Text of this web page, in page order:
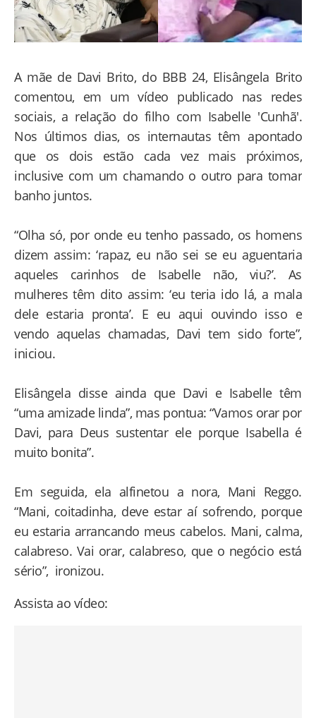
A mãe de Davi Brito, do BBB 24, Elisângela Brito
comentou, em um vídeo publicado nas redes
sociais, a relação do filho com Isabelle 'Cunhã'.
Nos últimos dias, os internautas têm apontado
que os dois estão cada vez mais próximos,
inclusive com um chamando o outro para tomar
banho juntos.
“Olha só, por onde eu tenho passado, os homens
dizem assim: ‘rapaz, eu não sei se eu aguentaria
aqueles carinhos de Isabelle não, viu?’. As
mulheres têm dito assim: ‘eu teria ido lá, a mala
dele estaria pronta’. E eu aqui ouvindo isso e
vendo aquelas chamadas, Davi tem sido forte”,
iniciou.
Elisângela disse ainda que Davi e Isabelle têm
“uma amizade linda”, mas pontua: “Vamos orar por
Davi, para Deus sustentar ele porque Isabella é
muito bonita”.
Em seguida, ela alfinetou a nora, Mani Reggo.
“Mani, coitadinha, deve estar aí sofrendo, porque
eu estaria arrancando meus cabelos. Mani, calma,
calabreso. Vai orar, calabreso, que o negócio está
sério”, ironizou.
Assista ao vídeo: